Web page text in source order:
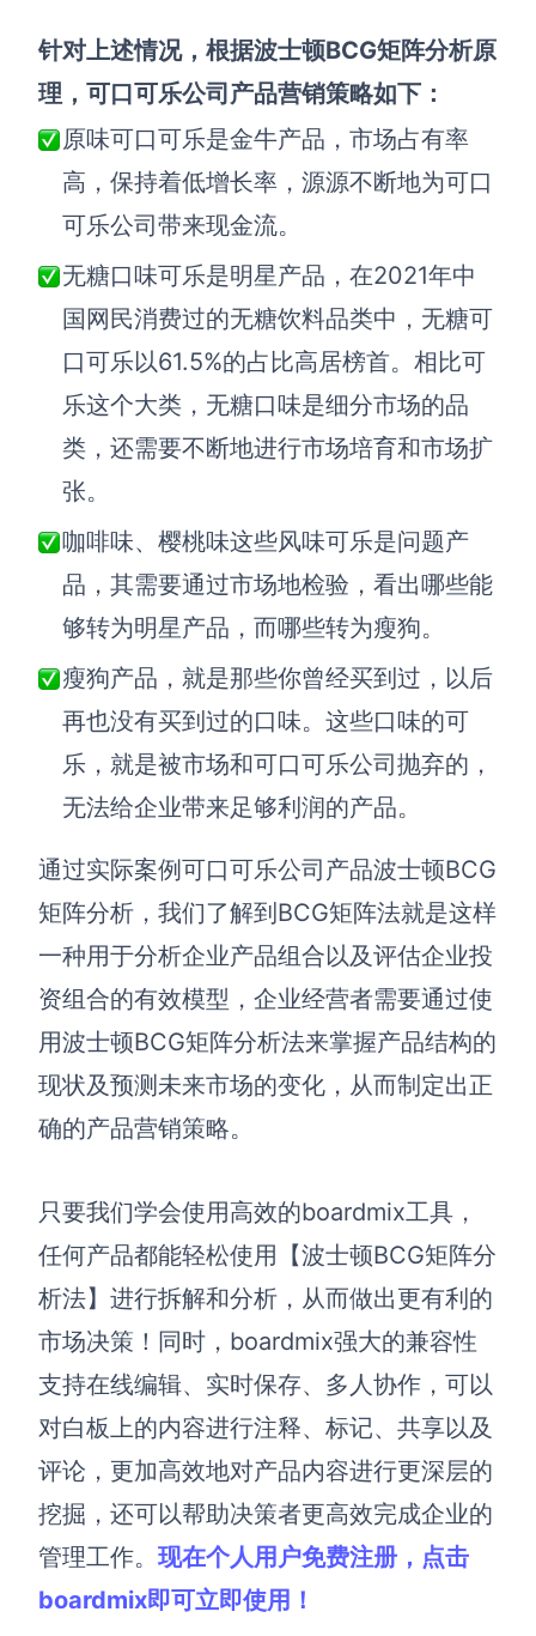
针对上述情况，根据波士顿BCG矩阵分析原
理， 可口可乐公司产品营销策略如下：
原味可口可乐是金牛产品，市场占有率
高，保持着低增长率，源源不断地为可口
可乐公司带来现金流。
无糖口味可乐是明星产品，在2021年中
国网民消费过的无糖饮料品类中 ， 无糖可
口可乐以61.5%的占比高居榜首。相比可
乐这个大类，无糖口味是细分市场的品
类，还需要不断地进行市场培育和市场扩
张。
咖啡味、樱桃味这些风味可乐是问题产
品，其需要通过市场地检验，看出哪些能
够转为明星产品，而哪些转为瘦狗。
瘦狗产品，就是那些你曾经买到过，以后
再也没有买到过的口味。 这些口味的可
乐，就是被市场和可口可乐公司抛弃的，
无法给企业带来足够利润的产品。
通过实际案例可口可乐公司产品波士顿BCG
矩阵分析 ，我们了解到 BCG矩阵法就是这样
一种用于分析企业产品组合以及评估企业投
资组合的有效模型， 企业经营者需要通过使
用波士顿BCG矩阵分析法来掌握产品结构的
现状及预测未来市场的变化 ，从而制定出正
确的产品营销策略。
只要我们学会使用高效的boardmix工具，
任何产品都能轻松使用【波士顿BCG矩阵分
析法】进行拆解和分析，从而做出更有利的
市场决策！ 同时， boardmix强大的兼容性
支持在线编辑、实时保存、多人协作，可以
对白板上的内容进行注释、标记、共享以及
评论，更加高效地对产品内容进行更深层的
挖掘，还可以帮助决策者更高效完成企业的
管理工作。 现在个人用户免费注册 ，点击
boardmix即可立即使用 ！